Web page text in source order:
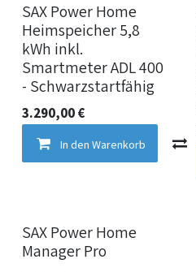
SAX Power Home
Heimspeicher 5,8
kWh inkl.
Smartmeter ADL 400
- Schwarzstartfähig
3.290,00€
In den Warenkorb
SAX Power Home
Manager Pro